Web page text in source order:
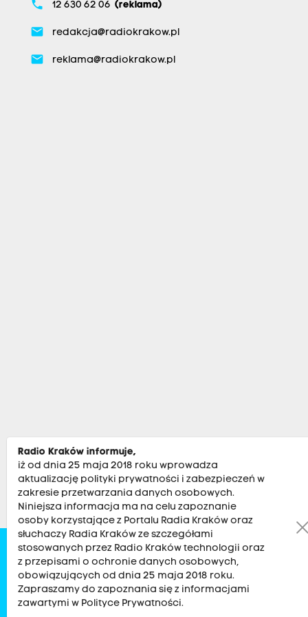
phone 12 630 62 06 (reklama)
email redakcja@radiokrakow.pl
email reklama@radiokrakow.pl
Zobacz Kultura Sport Muzyka Audycje
RADIO KRAKÓW SA. Aleja Juliusza Słowackiego 22, 30-007
Radio Kraków informuje,
iż od dnia 25 maja 2018 roku wprowadza
aktualizację polityki prywatności i zabezpieczeń w
zakresie przetwarzania danych osobowych.
Niniejsza informacja ma na celu zapoznanie
osoby korzystające z Portalu Radia Kraków oraz
słuchaczy Radia Kraków ze szczegółami
stosowanych przez Radio Kraków technologii oraz
z przepisami o ochronie danych osobowych,
obowiązujących od dnia 25 maja 2018 roku.
Zapraszamy do zapoznania się z informacjami
zawartymi w Polityce Prywatności.